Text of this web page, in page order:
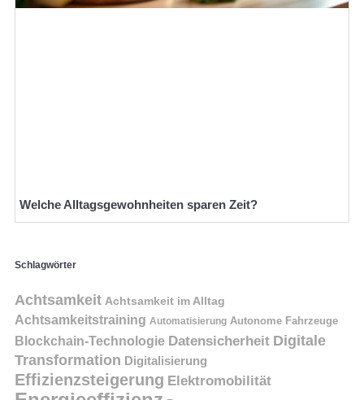
Welche Alltagsgewohnheiten sparen Zeit?
Schlagwörter
Achtsamkeit Achtsamkeit im Alltag
Achtsamkeitstraining Automatisierung Autonome Fahrzeuge
Blockchain-Technologie Datensicherheit Digitale
Transformation Digitalisierung
Effizienzsteigerung Elektromobilität